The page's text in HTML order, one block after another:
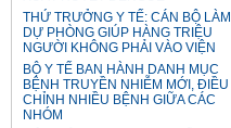
THỨ TRƯỞNG Y TẾ: CÁN BỘ LÀM
DỰ PHÒNG GIÚP HÀNG TRIỆU
NGƯỜI KHÔNG PHẢI VÀO VIỆN
BỘ Y TẾ BAN HÀNH DANH MỤC
BỆNH TRUYỀN NHIỄM MỚI, ĐIỀU
CHỈNH NHIỀU BỆNH GIỮA CÁC
NHÓM